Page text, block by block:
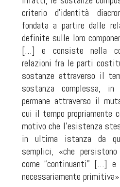
criterio d’identità
fondata a partire dalle
definite sulle loro
[…] e consiste nella
relazioni fra le parti
sostanze attraverso il
sostanza complessa,
permane attraverso il
cui il tempo propriamente
motivo che l’esistenza
in ultima istanza da
semplici, «che
come “continuanti” […]
necessariamente